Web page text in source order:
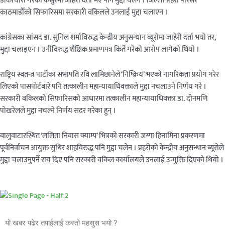
काठमाडौँको सिफारिसमा सरकारी वकिलले उनलाई मुद्दा चलाएन ।
कांग्रेसका सांसद डा. सुनिल शर्माविरुद्ध केन्द्रीय अनुसन्धान ब्यूरोमा जाहेरी दर्ता भयो तर,
मुद्दा चलाइएन । उनीविरुद्ध शैक्षिक प्रमाणपत्र किर्ते गरेको आरोप लागेको थियो ।
राष्ट्रिय स्वतन्त्र पार्टीका सभापति रवि लामिछानेले ‘निष्क्रिय’ भएको नागरिकता प्रयोग गरेर
लिएको पासपोर्टबारे पनि तत्कालीन महान्यायाधिवक्ताले मुद्दा नचलाउने निर्णय गरे ।
सरकारी वकिलको सिफारिसको आधारमा तत्कालीन महान्यायाधिवक्ता डा. दीनमणि
पोखरेलले मुद्दा नचल्ने निर्णय सदर गरेका हुन् ।
बालुवाटारस्थित ‘ललिता निवास क्याम्प’ भित्रको सरकारी जग्गा हिनामिना प्रकरणमा
पूर्वनिर्वाचन आयुक्त सुधिर शाहविरुद्ध पनि मुद्दा चलेन । प्रहरीको केन्द्रीय अनुसन्धान ब्यूरोले
मुद्दा चलाउनुपर्ने राय दिए पनि सरकारी वकिल कार्यालयले उनलाई उन्मुक्ति दिएको थियो ।
यो खबर पढेर तपाईलाई कस्तो महसुस भयो ?